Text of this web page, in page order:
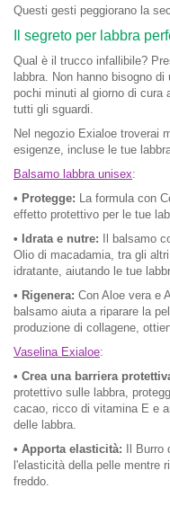
Questi gesti peggiorano la
Il segreto per labbra
Qual è il trucco infallibile?
labbra. Non hanno bisogno
pochi minuti al giorno di cura
tutti gli sguardi.
Nel negozio Exialoe troverai
esigenze, incluse le tue
Balsamo labbra unisex:
• Protegge: La formula con
effetto protettivo per le tue
• Idrata e nutre: Il balsamo
Olio di macadamia, tra gli
idratante, aiutando le tue
• Rigenera: Con Aloe vera e
balsamo aiuta a riparare la
produzione di collagene,
Vaselina Exialoe:
• Crea una barriera
protettivo sulle labbra,
cacao, ricco di vitamina E e
delle labbra.
• Apporta elasticità: Il Burro
l'elasticità della pelle mentre
freddo.